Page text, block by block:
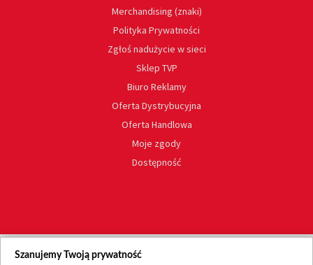
Merchandising (znaki)
Polityka Prywatności
Zgłoś nadużycie w sieci
Sklep TVP
Biuro Reklamy
Oferta Dystrybucyjna
Oferta Handlowa
Moje zgody
Dostępność
Szanujemy Twoją prywatność